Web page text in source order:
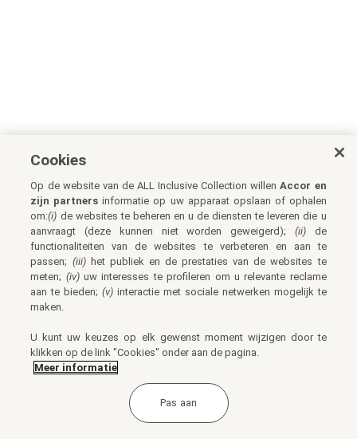
Cookies
Op de website van de ALL Inclusive Collection willenAccor en
zijn partners informatie op uw apparaat opslaan of ophalen
om:(i) de websites te beheren en u de diensten te leveren die u
aanvraagt (deze kunnen niet worden geweigerd); (ii)de
functionaliteiten van de websites te verbeteren en aan te
passen; (iii)het publiek en de prestaties van de websites te
meten; (iv)uw interesses te profileren om u relevante reclame
aan te bieden;(v) interactie met sociale netwerken mogelijk te
maken.
U kunt uw keuzes op elk gewenst moment wijzigen door te
klikken op de link "Cookies" onder aan de pagina.
Meer informatie
Pas aan